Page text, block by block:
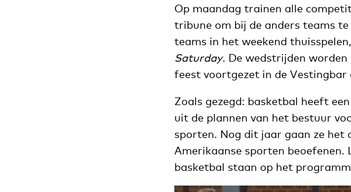
Op maandag trainen alle
tribune om bij de anders teams te
teams in het weekend
Saturday. De wedstrijden
feest voortgezet in de
Zoals gezegd: basketbal heeft
uit de plannen van het bestuur
sporten. Nog dit jaar gaan ze het
Amerikaanse sporten
basketbal staan op het